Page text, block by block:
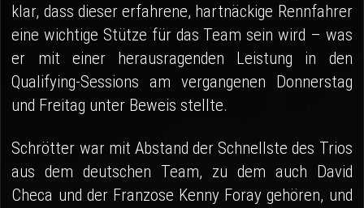
klar, dass dieser erfahrene, hartnäckige Rennfahrer
eine wichtige Stütze für das Team sein wird – was
er mit einer herausragenden Leistung in den
Qualifying-Sessions am vergangenen Donnerstag
und Freitag unter Beweis stellte.
Schrötter war mit Abstand der Schnellste des Trios
aus dem deutschen Team, zu dem auch David
Checa und der Franzose Kenny Foray gehören, und